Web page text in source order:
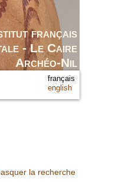
français
- Le Caire
Archéo-Nil
français
english
la recherche